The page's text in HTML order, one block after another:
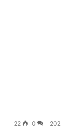
0
22